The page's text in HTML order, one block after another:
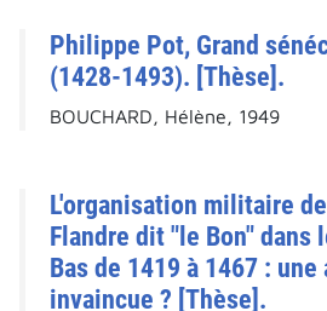
Philippe Pot, Grand
(1428-1493). [Thèse].
BOUCHARD, Hélène, 1949
L'organisation militaire
Flandre dit "le Bon" dans
Bas de 1419 à 1467 :
invaincue ? [Thèse].